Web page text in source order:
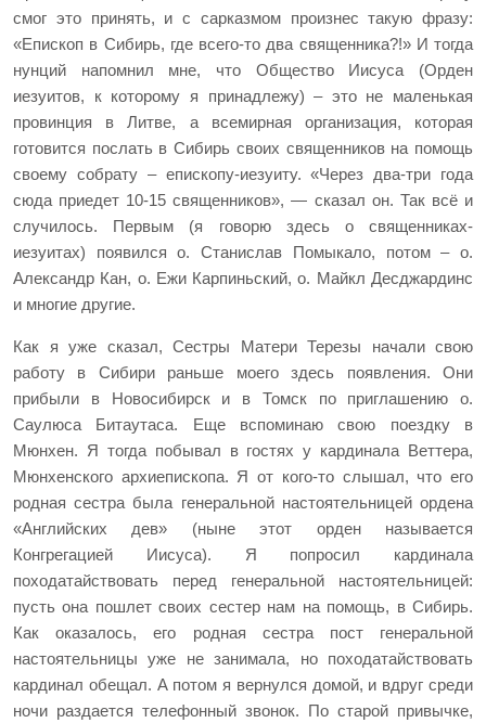
смог это принять, и с сарказмом произнес такую фразу:
«Епископ в Сибирь, где всего-то два священника?!» И тогда
нунций напомнил мне, что Общество Иисуса (Орден
иезуитов, к которому я принадлежу) – это не маленькая
провинция в Литве, а всемирная организация, которая
готовится послать в Сибирь своих священников на помощь
своему собрату – епископу-иезуиту. «Через два-три года
сюда приедет 10-15 священников», — сказал он. Так всё и
случилось. Первым (я говорю здесь о священниках-
иезуитах) появился о. Станислав Помыкало, потом – о.
Александр Кан, о. Ежи Карпиньский, о. Майкл Десджардинс
и многие другие.
Как я уже сказал, Сестры Матери Терезы начали свою
работу в Сибири раньше моего здесь появления. Они
прибыли в Новосибирск и в Томск по приглашению о.
Саулюса Битаутаса. Еще вспоминаю свою поездку в
Мюнхен. Я тогда побывал в гостях у кардинала Веттера,
Мюнхенского архиепископа. Я от кого-то слышал, что его
родная сестра была генеральной настоятельницей ордена
«Английских дев» (ныне этот орден называется
Конгрегацией Иисуса). Я попросил кардинала
походатайствовать перед генеральной настоятельницей:
пусть она пошлет своих сестер нам на помощь, в Сибирь.
Как оказалось, его родная сестра пост генеральной
настоятельницы уже не занимала, но походатайствовать
кардинал обещал. А потом я вернулся домой, и вдруг среди
ночи раздается телефонный звонок. По старой привычке,